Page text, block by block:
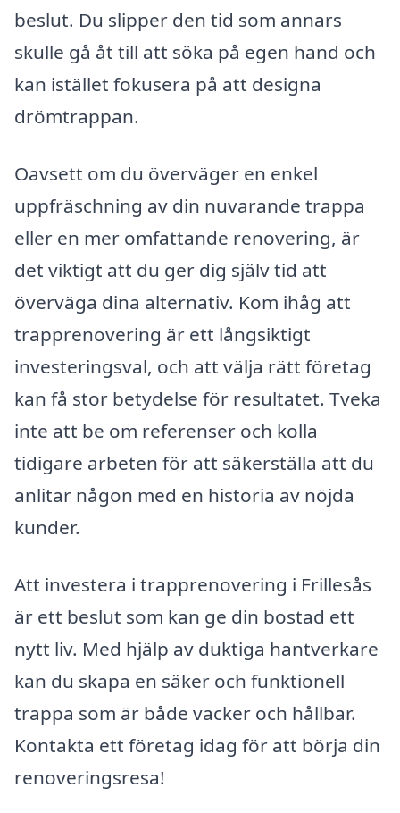
beslut. Du slipper den tid som annars
skulle gå åt till att söka på egen hand och
kan istället fokusera på att designa
drömtrappan.
Oavsett om du överväger en enkel
uppfräschning av din nuvarande trappa
eller en mer omfattande renovering, är
det viktigt att du ger dig själv tid att
överväga dina alternativ. Kom ihåg att
trapprenovering är ett långsiktigt
investeringsval, och att välja rätt företag
kan få stor betydelse för resultatet. Tveka
inte att be om referenser och kolla
tidigare arbeten för att säkerställa att du
anlitar någon med en historia av nöjda
kunder.
Att investera i trapprenovering i Frillesås
är ett beslut som kan ge din bostad ett
nytt liv. Med hjälp av duktiga hantverkare
kan du skapa en säker och funktionell
trappa som är både vacker och hållbar.
Kontakta ett företag idag för att börja din
renoveringsresa!